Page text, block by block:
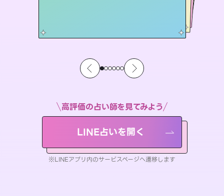
高評価の占い師を見てみよう
LINE占いを開く
※LINEアプリ内のサービスページへ遷移します